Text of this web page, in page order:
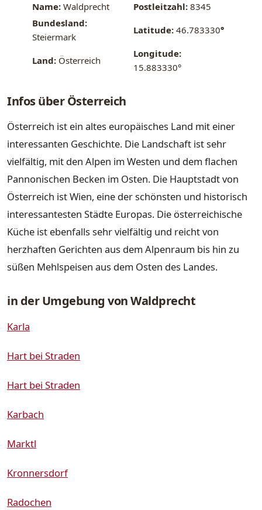
Name: Waldprecht Postleitzahl: 8345
Bundesland:
Steiermark
Latitude: 46.783330°
Land: Österreich
Longitude:
15.883330°
Infos über Österreich
Österreich ist ein altes europäisches Land mit einer
interessanten Geschichte. Die Landschaft ist sehr
vielfältig, mit den Alpen im Westen und dem flachen
Pannonischen Becken im Osten. Die Hauptstadt von
Österreich ist Wien, eine der schönsten und historisch
interessantesten Städte Europas. Die österreichische
Küche ist ebenfalls sehr vielfältig und reicht von
herzhaften Gerichten aus dem Alpenraum bis hin zu
süßen Mehlspeisen aus dem Osten des Landes.
in der Umgebung von Waldprecht
Karla
Hart bei Straden
Hart bei Straden
Karbach
Marktl
Kronnersdorf
Radochen